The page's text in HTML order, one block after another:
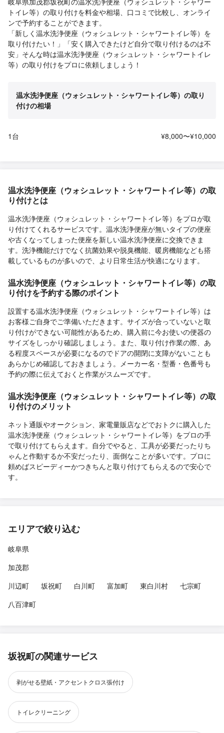
トイレ等）の取り付けを料金や相場、口コミで比較し、オンライ
ンで予約することができます。
「新しく温水洗浄便座（ウォシュレット・シャワートイレ等）を
取り付けたい！」「安く購入できたけど自分で取り付けるのは不
安」そんな時は温水洗浄便座（ウォシュレット・シャワートイレ
等）の取り付けをプロに依頼しましょう！
温水洗浄便座（ウォシュレット・シャワートイレ等）の取り
付けの相場
1台 ¥8,000〜¥10,000
温水洗浄便座（ウォシュレット・シャワートイレ等）の取
り付けとは
温水洗浄便座（ウォシュレット・シャワートイレ等）をプロが取
り付けてくれるサービスです。温水洗浄便座が無いタイプの便座
や古くなってしまった便座を新しい温水洗浄便座に交換できま
す。洗浄機能だけでなく抗菌効果や脱臭機能、暖房機能なども搭
載しているものが多いので、より日常生活が快適になります。
温水洗浄便座（ウォシュレット・シャワートイレ等）の取
り付けを予約する際のポイント
設置する温水洗浄便座（ウォシュレット・シャワートイレ等）は
お客様ご自身でご準備いただきます。サイズが合っていないと取
り付けができない可能性があるため、購入前に今お使いの便器の
サイズをしっかり確認しましょう。また、取り付け作業の際、あ
る程度スペースが必要になるのでドアの開閉に支障がないことも
あらかじめ確認しておきましょう。メーカー名・型番・色番号も
予約の際に伝えておくと作業がスムーズです。
温水洗浄便座（ウォシュレット・シャワートイレ等）の取
り付けのメリット
ネット通販やオークション、家電量販店などでおトクに購入した
温水洗浄便座（ウォシュレット・シャワートイレ等）をプロの手
で取り付けてもらえます。自分でやると、工具が必要だったりち
ゃんと作動するか不安だったり、面倒なことが多いです。プロに
頼めばスピーディーかつきちんと取り付けてもらえるので安心で
す。
エリアで絞り込む
岐阜県
加茂郡
川辺町
坂祝町 白川町 富加町 東白川村
七宗町
八百津町
坂祝町の関連サービス
剥がせる壁紙・アクセントクロス張付け
トイレクリーニング